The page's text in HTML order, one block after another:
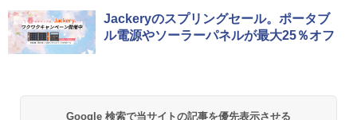
[キャンパーズコレクション 山善] ポップアッ
プテント 傘みたいに広げて畳める パッとサ
ッとサンシェード キューブ フルクローズ メ
￥6,830
DEWEL パラソル 大型 ビーチ アウトドアパ
ラソル ガーデン サイトシート付 折りたたみ
防水 UVカット 4段階高さ調整 軽量 収納袋付
Jackeryのスプリングセール。ポータブ
ル電源やソーラーパネルが最大25％オフ
Google 検索で当サイトの記事を優先表示させる